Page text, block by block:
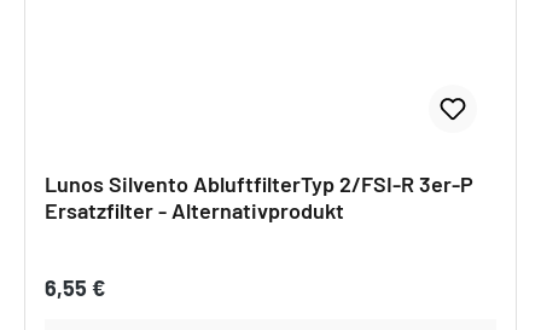
Lunos Silvento AbluftfilterTyp 2/FSI-R 3er-P
Ersatzfilter - Alternativprodukt
Regulärer Preis:
6,55 €